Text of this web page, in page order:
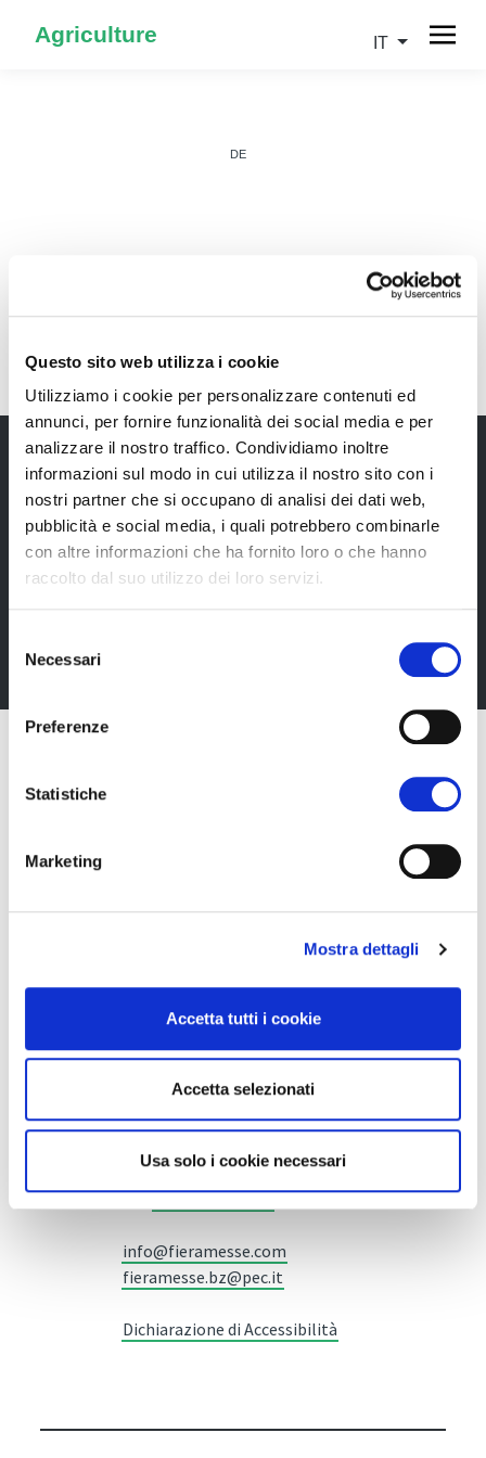
Questo sito web utilizza i cookie
Utilizziamo i cookie per personalizzare contenuti ed
annunci, per fornire funzionalità dei social media e per
analizzare il nostro traffico. Condividiamo inoltre
informazioni sul modo in cui utilizza il nostro sito con i
nostri partner che si occupano di analisi dei dati web,
pubblicità e social media, i quali potrebbero combinarle
con altre informazioni che ha fornito loro o che hanno
raccolto dal suo utilizzo dei loro servizi.
delNecessari
Preferenze
Statistiche
Marketing
Mostra dettagli
Accetta tutti i cookie
Accetta selezionati
Usa solo i cookie necessari
Agriculture IT
DE
Newsletter
Rimani sempre aggiornata*o sui nostri eventi, ricevi
informazioni utili in anteprima! Naturalmente senza
Iscriviti alla Newsletter
Fiera Bolzano Spa
Piazza Fiera 1 —
39100 Bolzano BZ
Tel.+39 0471 516000
Fax.+39 0471 516111
info@fieramesse.com
fieramesse.bz@pec.it
Dichiarazione di Accessibilità